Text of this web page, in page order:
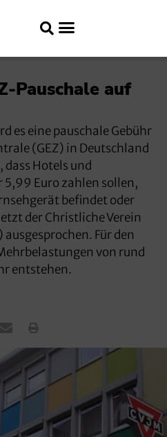
Pauschale auf
es eine pauschale Gebühr
(GEZ) in Deutschland
dass Hotels und
5,99 Euro zahlen sollen,
befindet oder
der Christliche Verein
Für den
von rund
entstehen.